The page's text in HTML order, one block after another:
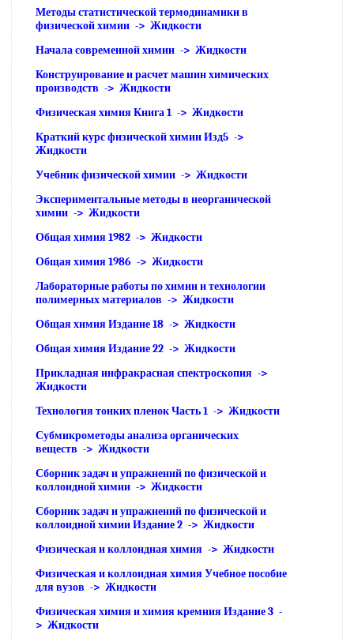
Методы статистической термодинамики в
физической химии -> Жидкости
Начала современной химии -> Жидкости
Конструирование и расчет машин химических
производств -> Жидкости
Физическая химия Книга 1 -> Жидкости
Краткий курс физической химии Изд5 ->
Жидкости
Учебник физической химии -> Жидкости
Экспериментальные методы в неорганической
химии -> Жидкости
Общая химия 1982 -> Жидкости
Общая химия 1986 -> Жидкости
Лабораторные работы по химии и технологии
полимерных материалов -> Жидкости
Общая химия Издание 18 -> Жидкости
Общая химия Издание 22 -> Жидкости
Прикладная инфракрасная спектроскопия ->
Жидкости
Технология тонких пленок Часть 1 -> Жидкости
Субмикрометоды анализа органических
веществ -> Жидкости
Сборник задач и упражнений по физической и
коллоидной химии -> Жидкости
Сборник задач и упражнений по физической и
коллоидной химии Издание 2 -> Жидкости
Физическая и коллоидная химия -> Жидкости
Физическая и коллоидная химия Учебное пособие
для вузов -> Жидкости
Физическая химия и химия кремния Издание 3 -
> Жидкости